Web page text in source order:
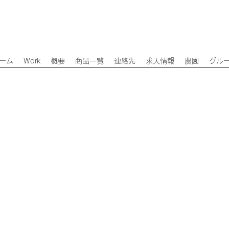
ム Work 概要 商品一覧 連絡先 求人情報 農園 グル